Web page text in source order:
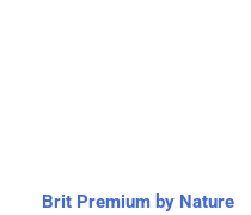
Brit Premium by Nature